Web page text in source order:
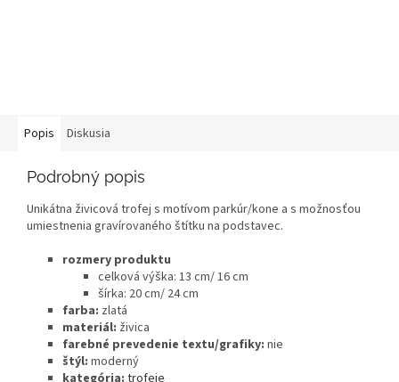
Popis Diskusia
Podrobný popis
Unikátna živicová trofej s motívom parkúr/kone a s možnosťou
umiestnenia gravírovaného štítku na podstavec.
rozmery produktu
celková výška: 13 cm/ 16 cm
šírka: 20 cm/ 24 cm
farba: zlatá
materiál: živica
farebné prevedenie textu/grafiky: nie
štýl: moderný
kategória: trofeje